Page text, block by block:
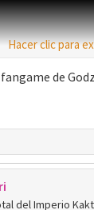
Hacer clic para
de
del Imperio